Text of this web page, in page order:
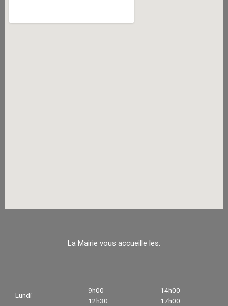
La Mairie vous accueille les:
Lundi
9h00
12h30
14h00
17h00